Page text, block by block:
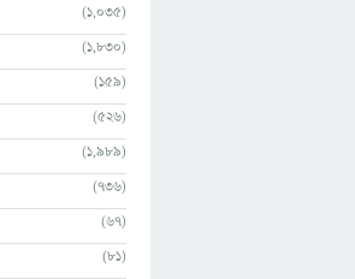
(1,035)
(1,830)
(159)
(526)
(1,989)
(736)
(67)
(81)